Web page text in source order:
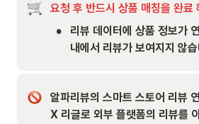
요청 후 반드시 상품 매칭을 완료
•
리뷰 데이터에 상품 정보가
내에서 리뷰가 보여지지 않
알파리뷰의 스마트 스토어 리뷰
X 리글로 외부 플랫폼의 리뷰를